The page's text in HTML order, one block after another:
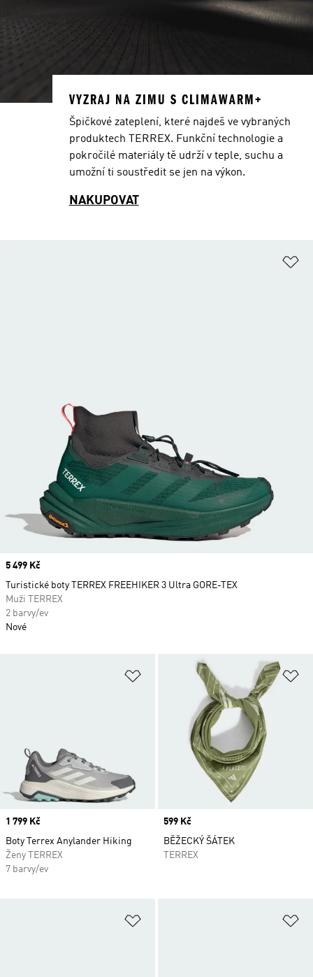
Přidat do seznamu přání
Price
1 799 Kč
Boty Terrex Anylander Hiking
Ženy TERREX
7 barvy/ev
Price
599 Kč
BĚŽECKÝ ŠÁTEK
TERREX
Price
5 499 Kč
Turistické boty TERREX FREEHIKER 3 Ultra GORE-TEX
Muži TERREX
2 barvy/ev
Nové
VYZRAJ NA ZIMU S CLIMAWARM+
Špičkové zateplení, které najdeš ve vybraných
produktech TERREX. Funkční technologie a
pokročilé materiály tě udrží v teple, suchu a
umožní ti soustředit se jen na výkon.
NAKUPOVAT